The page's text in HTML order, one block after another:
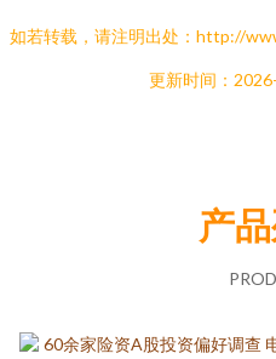
如若转载，请注明出处：http://
更新时间：
产